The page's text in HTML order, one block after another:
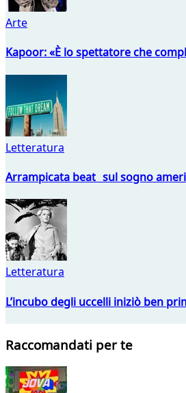
Arte
Kapoor: «È lo spettatore che
Letteratura
Arrampicata beat sul sogno
Letteratura
L’incubo degli uccelli iniziò ben
Raccomandati per te